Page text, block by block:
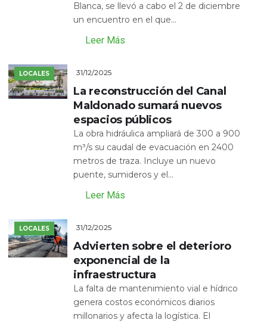
Blanca, se llevó a cabo el 2 de diciembre
un encuentro en el que...
Leer Más
LOCALES 31/12/2025
La reconstrucción del Canal
Maldonado sumará nuevos
espacios públicos
La obra hidráulica ampliará de 300 a 900
m³/s su caudal de evacuación en 2400
metros de traza. Incluye un nuevo
puente, sumideros y el...
Leer Más
LOCALES 31/12/2025
Advierten sobre el deterioro
exponencial de la
infraestructura
La falta de mantenimiento vial e hídrico
genera costos económicos diarios
millonarios y afecta la logística. El